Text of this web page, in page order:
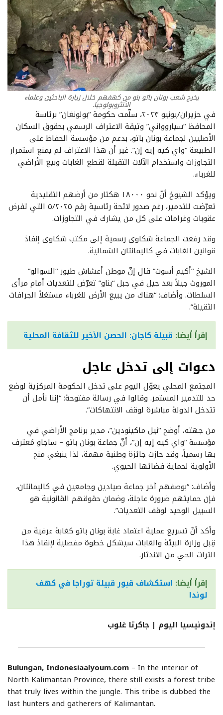
يخرج شعب بونان باتو بنو من كهفهم خلال زيارة الباحثين وعلماء
الأنثروبولوجيا.
في حزيران/يونيو ‎٢٠٢٣‎، سلّمت حكومة “بولونغان” برئاسة
المحافظ “سياروواني” وثيقة الاعتراف الرسمي بحقوق السكان
الأصليين لجماعة بونان باتو، بدعم من مؤسسة الحفاظ على
الطبيعة “واي كيه إيه إن”. غير أن هذا الاعتراف لم يمنع استمرار
التجاوزات واستخدام الآلات الثقيلة لقطع الغابات وبيع الأراضي
للغرباء.
ويؤكد الشيوخ أنّ نحو ‎١٨٠٠٠‎ هكتار من أرضهم التقليدية
تعرّضت للتدمير، رغم صدور لائحة رئاسية رقم ‎٥/٢٠٢٥‎ التي تفرض
عقوبات وغرامات على كل من يشارك في التجاوزات.
وقد رفعت الجماعة شكاوى رسمية إلى مكتب شكاوى إنفاذ
قوانين الغابات في كاليمانتان الشمالية.
الشيخ “أكيم أسوت” قال إنّ موطن أعشاش طيور “السوالو”
الموروث جيلاً بعد جيل في جبل “بناو” تعرّض للتعديات أمام مرأى
السلطات. وأضاف: “هناك من يبيع الأرض للغرباء مستغلاً الجرافات
الثقيلة”.
إقرأ أيضا: قبيلة كاجان: الحصن الأخير للثقافة المحلية
دعوات إلى تدخل عاجل
المجتمع المحلي يعوّل اليوم على تدخل الحكومة المركزية لوضع
حد للتدمير المستمر. وقالوا في رسالة مفتوحة: “إننا نأمل أن
تتدخل الدولة مباشرة لوقف الانتهاكات”.
من جهته، أوضح “نيل ماكينودين”، مدير برنامج الأراضي في
مؤسسة “واي كيه إيه إن”، أنّ جماعة بونان باتو – ساجاو مُعترف
بها رسمياً، وقد حازت جائزة وطنية مهمة، لذا ينبغي منح
الأولوية لحماية فضائها الحيوي.
وأضاف: “بوصفهم آخر جماعة صيادين وجامعين في كاليمانتان،
فإن حمايتهم ضرورة عاجلة، وضمان حقوقهم القانونية هو
السبيل الوحيد لوقف التعديات”.
وأكد أنّ تسريع عملية اعتماد غابة بونان باتو كغابة عرفية من
قِبل وزارة البيئة والغابات سيشكل خطوة مفصلية لإنقاذ هذا
التراث الحي من الاندثار.
إقرأ أيضا: استكشاف قبور قبيلة توراجا في كهف
لوندا
إندونيسيا اليوم | جاكرتا غلوب
Bulungan, Indonesiaalyoum.com – In the interior of
North Kalimantan Province, there still exists a forest tribe
that truly lives within the jungle. This tribe is dubbed the
last hunters and gatherers of Kalimantan.